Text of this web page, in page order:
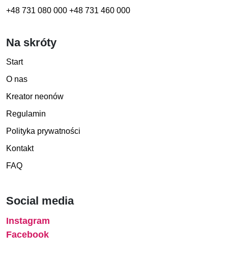
+48 731 080 000 +48 731 460 000
Na skróty
Start
O nas
Kreator neonów
Regulamin
Polityka prywatności
Kontakt
FAQ
Social media
Instagram
Facebook